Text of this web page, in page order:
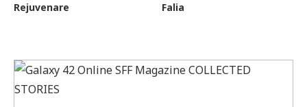
Rejuvenare Falia